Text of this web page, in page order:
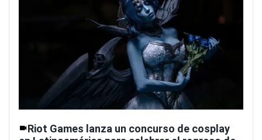
Riot Games lanza un concurso de cosplay